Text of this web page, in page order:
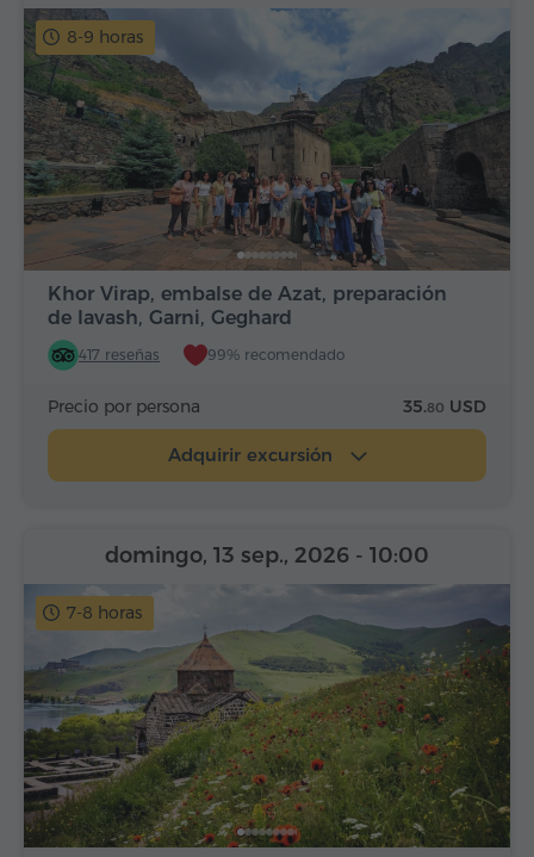
8-9 horas
Khor Virap, embalse de Azat, preparación
de lavash, Garni, Geghard
417 reseñas 99% recomendado
Precio por persona 35.80 USD
Adquirir excursión
7-8 horas
domingo, 13 sep., 2026 - 10:00